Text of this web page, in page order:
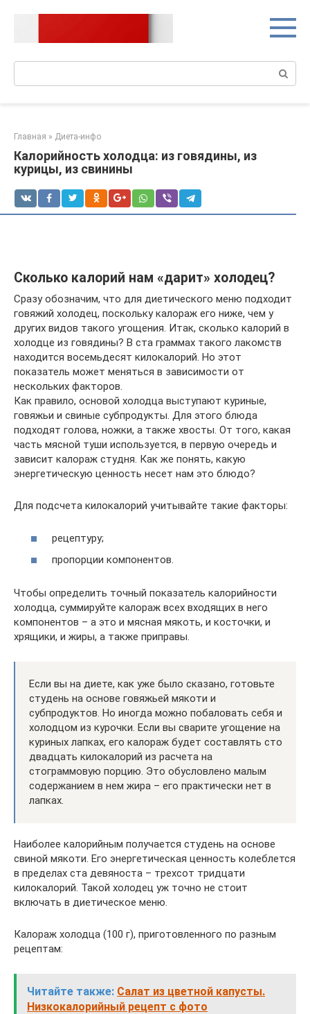
Главная » Диета-инфо
Калорийность холодца: из говядины, из
курицы, из свинины
Сколько калорий нам «дарит» холодец?
Сразу обозначим, что для диетического меню подходит
говяжий холодец, поскольку калораж его ниже, чем у
других видов такого угощения. Итак, сколько калорий в
холодце из говядины? В ста граммах такого лакомств
находится восемьдесят килокалорий. Но этот
показатель может меняться в зависимости от
нескольких факторов.
Как правило, основой холодца выступают куриные,
говяжьи и свиные субпродукты. Для этого блюда
подходят голова, ножки, а также хвосты. От того, какая
часть мясной туши используется, в первую очередь и
зависит калораж студня. Как же понять, какую
энергетическую ценность несет нам это блюдо?
Для подсчета килокалорий учитывайте такие факторы:
рецептуру;
пропорции компонентов.
Чтобы определить точный показатель калорийности
холодца, суммируйте калораж всех входящих в него
компонентов – а это и мясная мякоть, и косточки, и
хрящики, и жиры, а также приправы.
Если вы на диете, как уже было сказано, готовьте
студень на основе говяжьей мякоти и
субпродуктов. Но иногда можно побаловать себя и
холодцом из курочки. Если вы сварите угощение на
куриных лапках, его калораж будет составлять сто
двадцать килокалорий из расчета на
стограммовую порцию. Это обусловлено малым
содержанием в нем жира – его практически нет в
лапках.
Наиболее калорийным получается студень на основе
свиной мякоти. Его энергетическая ценность колеблется
в пределах ста девяноста – трехсот тридцати
килокалорий. Такой холодец уж точно не стоит
включать в диетическое меню.
Калораж холодца (100 г), приготовленного по разным
рецептам:
Читайте также: Салат из цветной капусты.
Низкокалорийный рецепт с фото